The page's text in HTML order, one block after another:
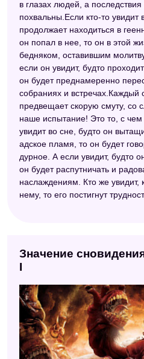
Большой сонник
Сонник толкование снов
Сонник для стервы
Астрологический сонник
Электронный сонник
Сонник Азара
Сонник Цветкова
в глазах людей, а последствия
похвальны.Если кто-то
продолжает находиться в
он попал в нее, то он в этой
бедняком, оставившим
если он увидит, будто
он будет преднамеренно
собраниях и встречах.Каждый
предвещает скорую смуту, со
наше испытание! Это то, с
увидит во сне, будто он
адское пламя, то он будет
дурное. А если увидит, будто
он будет распутничать и
наслаждениям. Кто же увидит,
нему, то его постигнут
Значение
I